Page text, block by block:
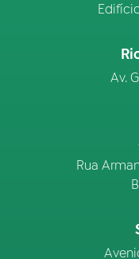
Av.
Rua